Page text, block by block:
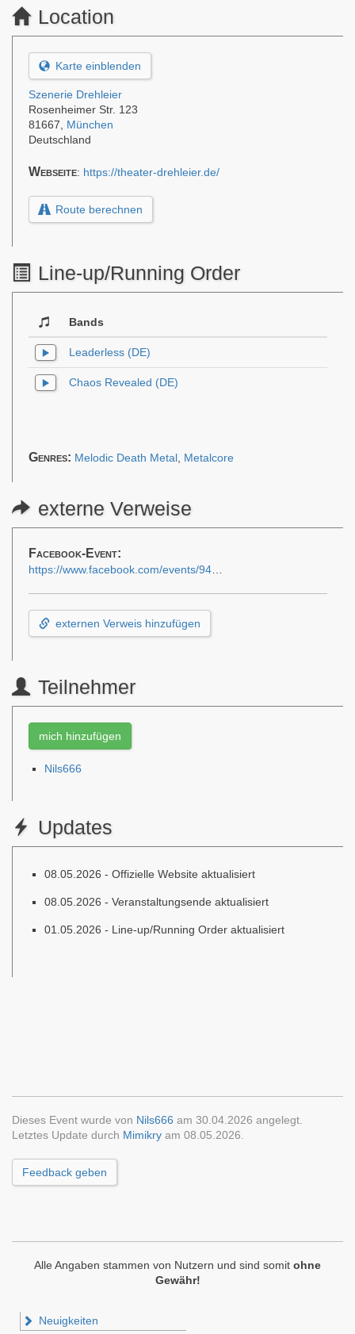
Location
Karte einblenden
Szenerie Drehleier
Rosenheimer Str. 123
81667
München
Deutschland
Webseite: https://theater-drehleier.de/
Route berechnen
Line-up/Running Order
Bands
Leaderless (DE)
Chaos Revealed (DE)
Genres: Melodic Death Metal Metalcore
externe Verweise
Facebook-Event:
https://www.facebook.com/events/943629845313198
externen Verweis hinzufügen
Teilnehmer
mich hinzufügen
Nils666
Updates
08.05.2026 - Offizielle Website aktualisiert
08.05.2026 - Veranstaltungsende aktualisiert
01.05.2026 - Line-up/Running Order aktualisiert
Dieses Event wurde von Nils666 am 30.04.2026 angelegt.
Letztes Update durch Mimikry am 08.05.2026.
Feedback geben
Alle Angaben stammen von Nutzern und sind somit ohne
Gewähr!
Neuigkeiten